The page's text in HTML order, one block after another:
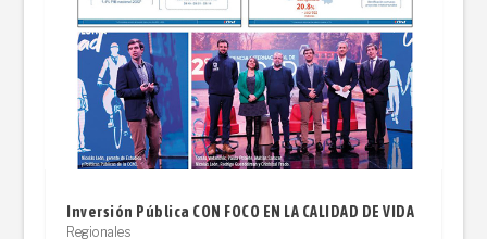
Inversión Pública CON FOCO EN LA CALIDAD DE VIDA
Regionales